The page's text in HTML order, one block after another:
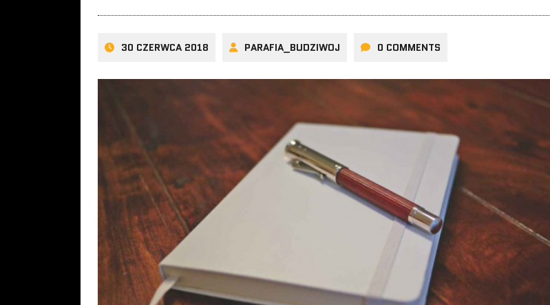
30 CZERWCA 2018 PARAFIA_BUDZIWOJ 0 COMMENTS